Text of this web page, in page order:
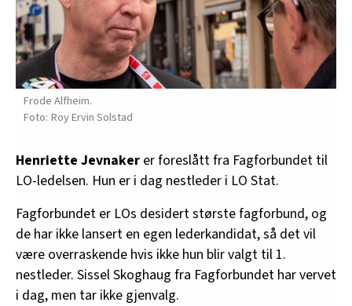
Frode Alfheim.
Roy Ervin Solstad
Henriette Jevnaker er foreslått fra Fagforbundet til
LO-ledelsen. Hun er i dag nestleder i LO Stat.
Fagforbundet er LOs desidert største fagforbund, og
de har ikke lansert en egen lederkandidat, så det vil
være overraskende hvis ikke hun blir valgt til 1.
nestleder. Sissel Skoghaug fra Fagforbundet har vervet
i dag, men tar ikke gjenvalg.